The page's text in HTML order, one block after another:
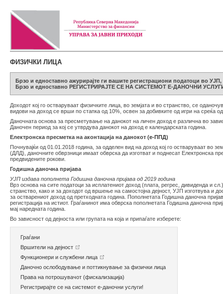
ФИЗИЧКИ ЛИЦА
Брзо и едноставно ажурирајте ги вашите регистрациони податоци во
Брзо и едноставно РЕГИСТРИРАЈТЕ СЕ НА СИСТЕМОТ Е-ДАНОЧНИ УСЛУГИ
Доходот кој го остваруваат физичките лица, во земјата и во странство, се
видови на доход се врши по стапка од 10%, освен за добивките од игри на среќа
Даночната основа за пресметување на данокот на личен доход е различна во
Даночен период за кој се утврдува данокот на доход е календарската година.
Електронска пресметка на аконтација на данокот (е-ППД)
Почнувајќи од 01.01.2018 година, за одделен вид на доход коj гo остваруваат во
(ДЛД), даночните обврзници имаат обврска да изготват и поднесат Електронска
предвидените рокови.
Годишна даночна пријава
УЈП издава пополнета Годишна даночна пријава од 2019 година
Врз основа на сите податоци за исплатениот доход (плата, регрес, дивиденда и
странство, како и за доходот од вршење на самостојна дејност, УЈП изготвува и
за остварениот доход од претходната година. Пополнетата Годишна даночна
регистрација на истиот. Граѓанинот има обврска пополнетата Годишна даночна
мај наредната година.
Во зависност од дејноста или групата на која и припаѓате изберете:
Граѓани
Вршители на дејност
Функционери и службени лица
Даночно ослободување и поттикнување за физички лица
Права на потрошувачот (фискализација)
Регистрирајте се на системот е-даночни услуги!